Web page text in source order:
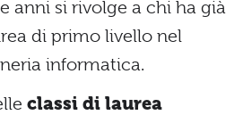
anni si rivolge a chi ha già
di primo livello nel
informatica.
classi di laurea